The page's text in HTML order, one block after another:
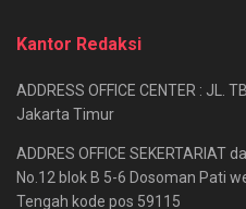
Kantor Redaksi
ADDRESS OFFICE CENTER : JL.
Jakarta Timur
ADDRES OFFICE SEKERTARIAT
No.12 blok B 5-6 Dosoman Pati
Tengah kode pos 59115